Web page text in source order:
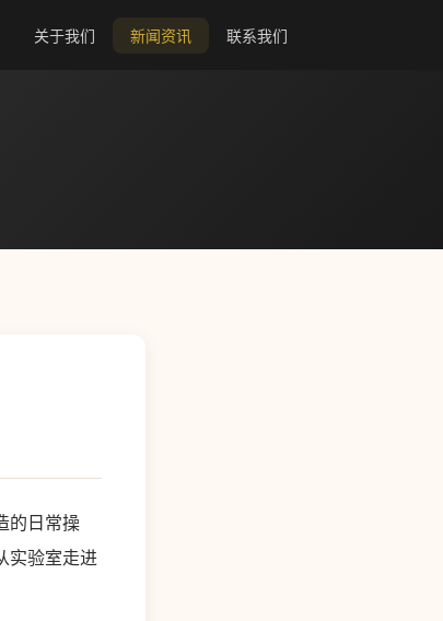
关于我们 新闻资讯 联系我们
的日常操
实验室走进